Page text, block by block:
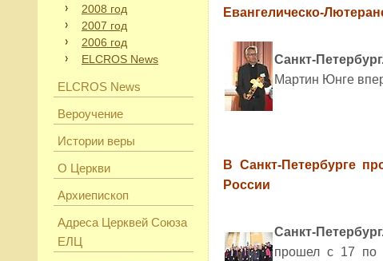
2008 год
2007 год
2006 год
ELCROS News
ELCROS News
Вероучение
Истории веры
О Церкви
Архиепископ
Адреса Церквей Союза
ЕЛЦ
Евангелическо-
Санкт-
Мартин Юнге
В Санкт-Петербурге
России
Санкт-
прошел с 17 по